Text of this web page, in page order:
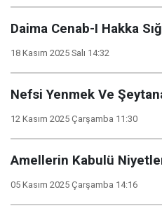
Daima Cenab-I Hakka
18 Kasım 2025 Salı 14:32
Nefsi Yenmek Ve
12 Kasım 2025 Çarşamba 11:30
Amellerin Kabulü
05 Kasım 2025 Çarşamba 14:16